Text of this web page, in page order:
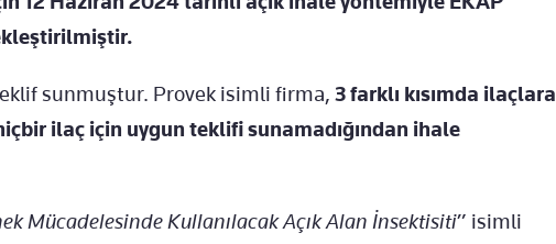
sunmuştur. Provek isimli firma, 3 farklı kısımda ilaçlara
ilaç için uygun teklifi sunamadığından ihale
Mücadelesinde Kullanılacak Açık Alan İnsektisiti” isimli